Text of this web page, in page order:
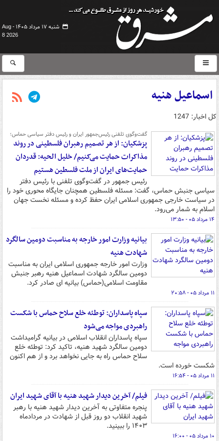
شنبه ۱۷ مرداد ۱۴۰۵ -
Aug
8 2026
اسماعیل هنیه
کل اخبار: 1247
گفت‌وگوی تلفنی رئیس‌جمهور ایران و رئیس دفتر سیاسی حماس؛
پزشکیان: از هر تصمیم رهبران فلسطینی در روند
مذاکرات حمایت می‌کنیم/ خلیل الحیه: قدردان
حمایت‌های ایران از ملت فلسطین هستیم
رئیس جمهور در گفت‌وگوی تلفنی با رئیس دفتر
سیاسی جنبش حماس، گفت: مسئله فلسطین همچنان جایگاه محوری خود را
در سیاست خارجی جمهوری اسلامی ایران حفظ کرده و مسئله نخست جهان
اسلام به شمار می‌رود.
۱۴ مرداد ۰۵ - ۱۳:۵۰
بیانیه وزارت امور خارجه به مناسبت دومین سالگرد
شهادت هنیه
وزارت امور خارجه جمهوری اسلامی ایران به مناسبت
دومین سالگرد شهادت اسماعیل هنیه رهبر جنبش
مقاومت اسلامی(حماس) بیانیه ای صادر کرد.
۱۱ مرداد ۰۵ - ۲۰:۵۸
سپاه پاسداران: توطئه خلع سلاح حماس با شکست
راهبردی مواجه می‌شود
سپاه پاسداران انقلاب اسلامی در بیانیه گرامیداشت
دومین سالگرد شهید هنیه، تاکید کرد: توطئه خلع
سلاح حماس راه به جایی نخواهد برد و از هم اکنون
شکست خورده است.
۱۱ مرداد ۰۵ - ۱۶:۵۴
فیلم/ آخرین دیدار شهید هنیه با آقای شهید ایران
پنجره متفاوتی به آخرین دیدار شهید هنیه با رهبر
شهید انقلاب دو روز قبل از شهادت در مردادماه
۱۴۰۳ را ببینید.
۱۰ مرداد ۰۵ - ۱۶:۰۰